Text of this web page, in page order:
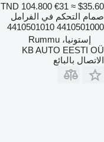
TND 104.800 €31 ≈ $35.60
صمام التحكم في الفرامل
4410501000 4410501010
إستونيا، Rummu
KB AUTO EESTI OÜ
الاتصال بالبائع